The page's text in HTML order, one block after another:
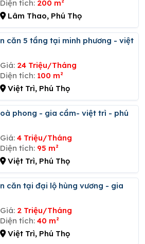
Diện tích: 200 m²
Lâm Thao, Phú Thọ
Giá: 24 Triệu/Tháng
Diện tích: 100 m²
Việt Trì, Phú Thọ
Giá: 4 Triệu/Tháng
Diện tích: 95 m²
Việt Trì, Phú Thọ
Giá: 2 Triệu/Tháng
Diện tích: 40 m²
Việt Trì, Phú Thọ